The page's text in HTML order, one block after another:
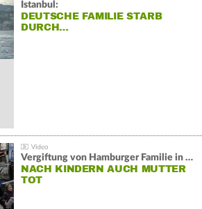
Istanbul:
DEUTSCHE FAMILIE STARB
DURCH…
Vergiftung von Hamburger Familie in Istanbul:
NACH KINDERN AUCH MUTTER
TOT